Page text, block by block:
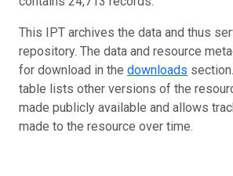
This IPT archives the data and thus
repository. The data and resource
for download in the downloads
table lists other versions of the
made publicly available and allows
made to the resource over time.